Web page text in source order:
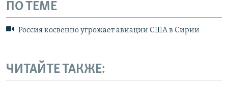
ПО ТЕМЕ
Россия косвенно угрожает авиации США в Сирии
ЧИТАЙТЕ ТАКЖЕ: